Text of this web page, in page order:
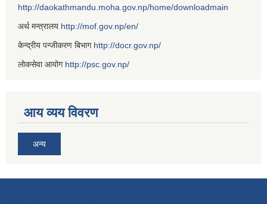
http://daokathmandu.moha.gov.np/home/downloadmain
अर्थ मन्त्रालय http://mof.gov.np/en/
केन्द्रीय पन्जीकरण बिभाग http://docr.gov.np/
लोकसेवा आयोग http://psc.gov.np/
आय व्यय विवरण
अन्य